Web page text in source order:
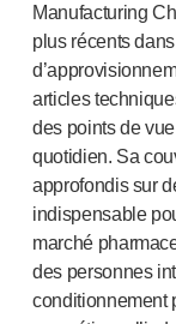
Amielle
Rapport
Soins
Manufacturing
plus récents
articles
des points de
quotidien. Sa
approfondis sur
indispensable
marché
des personnes
conditionnement